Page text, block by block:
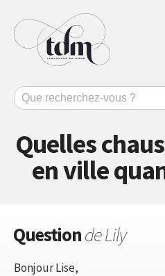
Quelles
en ville
Questionde Lily
Bonjour Lise,